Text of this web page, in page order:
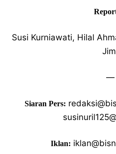
Susi Kurniawati, Hilal
—
Siaran Pers:
Iklan: